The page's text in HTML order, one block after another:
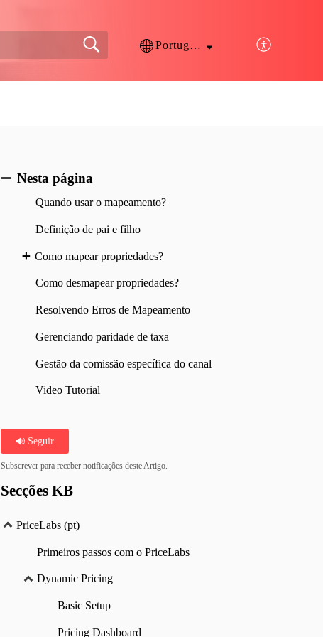
Português
Nesta página
Quando usar o mapeamento?
Definição de pai e filho
Como mapear propriedades?
Como desmapear propriedades?
Resolvendo Erros de Mapeamento
Gerenciando paridade de taxa
Gestão da comissão específica do canal
Video Tutorial
Seguir
Subscrever para receber notificações deste Artigo.
Secções KB
PriceLabs (pt)
Primeiros passos com o PriceLabs
Dynamic Pricing
Basic Setup
Pricing Dashboard